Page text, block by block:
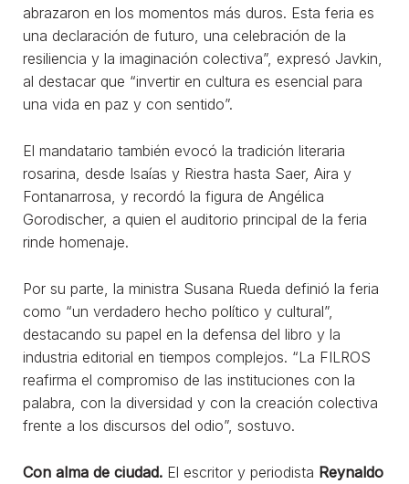
abrazaron en los momentos más duros. Esta feria es
una declaración de futuro, una celebración de la
resiliencia y la imaginación colectiva”, expresó Javkin,
al destacar que “invertir en cultura es esencial para
una vida en paz y con sentido”.
El mandatario también evocó la tradición literaria
rosarina, desde Isaías y Riestra hasta Saer, Aira y
Fontanarrosa, y recordó la figura de Angélica
Gorodischer, a quien el auditorio principal de la feria
rinde homenaje.
Por su parte, la ministra Susana Rueda definió la feria
como “un verdadero hecho político y cultural”,
destacando su papel en la defensa del libro y la
industria editorial en tiempos complejos. “La FILROS
reafirma el compromiso de las instituciones con la
palabra, con la diversidad y con la creación colectiva
frente a los discursos del odio”, sostuvo.
Con alma de ciudad. El escritor y periodista Reynaldo